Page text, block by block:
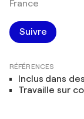
France
Suivre
RÉFÉRENCES
Inclus dans
Travaille sur